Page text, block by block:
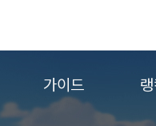
가이드